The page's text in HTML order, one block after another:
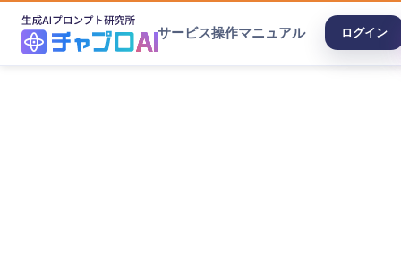
サービス操作マニュアル ログイン